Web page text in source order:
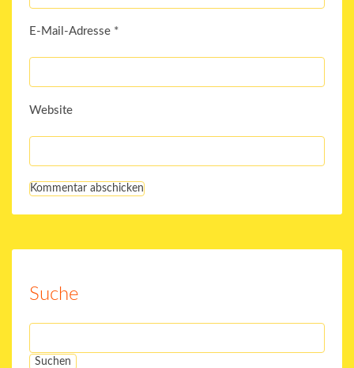
E-Mail-Adresse *
Website
Suche